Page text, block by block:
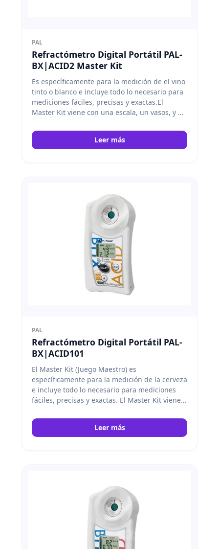
PAL
Refractómetro Digital Portátil PAL-
BX|ACID2 Master Kit
Es específicamente para la medición de el vino
tinto o blanco e incluye todo lo necesario para
mediciones fáciles, precisas y exactas.El
Master Kit viene con una escala, un vasos, y un
Leer más
PAL
Refractómetro Digital Portátil PAL-
BX|ACID101
El Master Kit (Juego Maestro) es
específicamente para la medición de la cerveza
e incluye todo lo necesario para mediciones
fáciles, precisas y exactas. El Master Kit viene
medida. Atago
Leer más